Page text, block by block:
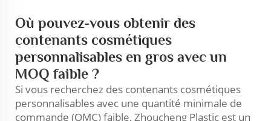
Où pouvez-vous obtenir des
contenants cosmétiques
personnalisables en gros avec un
MOQ faible ?
Si vous recherchez des contenants cosmétiques
personnalisables avec une quantité minimale de
commande (QMC) faible, Zhoucheng Plastic est un